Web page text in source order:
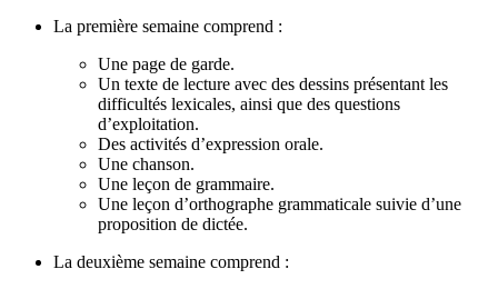
La première semaine comprend :
Une page de garde.
Un texte de lecture avec des dessins présentant les
difficultés lexicales, ainsi que des questions
d’exploitation.
Des activités d’expression orale.
Une chanson.
Une leçon de grammaire.
Une leçon d’orthographe grammaticale suivie d’une
proposition de dictée.
La deuxième semaine comprend :